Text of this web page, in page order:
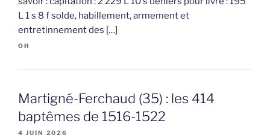
L 1 s 8 f solde, habillement, armement et
entretinnement des […]
OH
Martigné-Ferchaud (35) : les 414
baptêmes de 1516-1522
4 JUIN 2026